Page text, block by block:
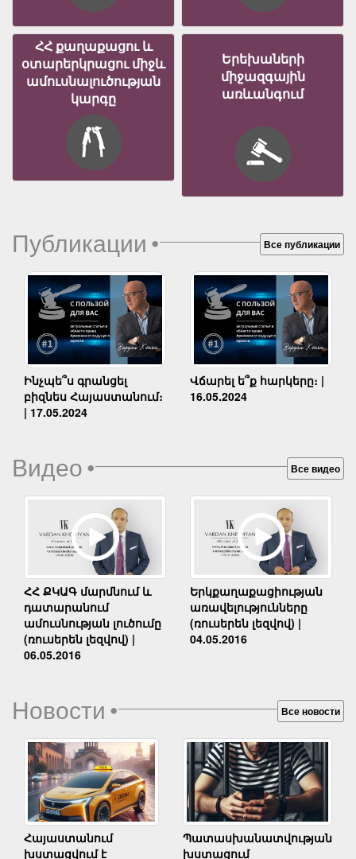
ՀՀ քաղաքացու և
օտարերկրացու միջև
ամուսնալուծության
կարգը
Երեխաների
միջազգային
առևանգում
Публикации• Все публикации
Ինչպե՞ս գրանցել
բիզնես Հայաստանում։
| 17.05.2024
Վճարել ե՞ք հարկերը։ |
16.05.2024
Видео• Все видео
ՀՀ ՔԿԱԳ մարմնում և
դատարանում
ամուսնության լուծումը
(ռուսերեն լեզվով) |
06.05.2016
Երկքաղաքացիության
առավելությունները
(ռուսերեն լեզվով) |
04.05.2016
Новости• Все новости
Հայաստանում
խստացվում է
Պատասխանատվության
խստացում